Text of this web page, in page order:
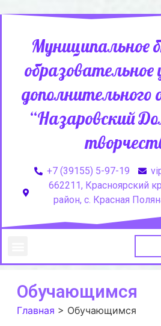
Муниципальное
дополнительного
“Назаровский
+7 (39155) 5-97-19
662211, Красноярский
район, с. Красная
Обучающимся
Главная > Обучающимся